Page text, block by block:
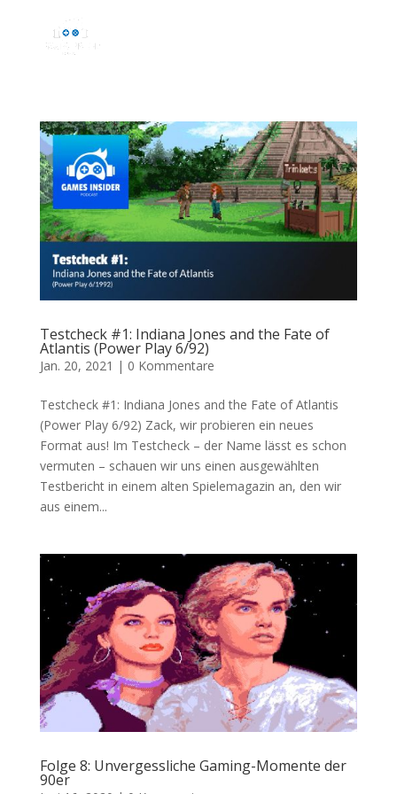
Testcheck #1: Indiana Jones and the Fate of
Atlantis (Power Play 6/92)
Jan. 20, 2021 | 0 Kommentare
Testcheck #1: Indiana Jones and the Fate of Atlantis
(Power Play 6/92) Zack, wir probieren ein neues
Format aus! Im Testcheck – der Name lässt es schon
vermuten – schauen wir uns einen ausgewählten
Testbericht in einem alten Spielemagazin an, den wir
aus einem...
Folge 8: Unvergessliche Gaming-Momente der
90er